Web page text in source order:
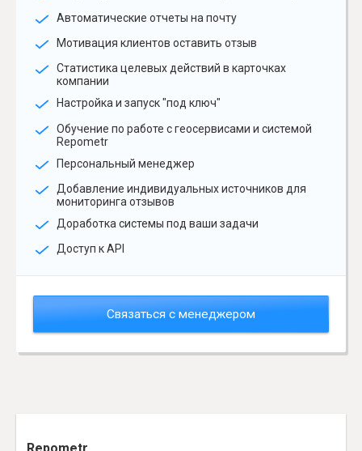
Автоматические отчеты на почту
Мотивация клиентов оставить отзыв
Статистика целевых действий в карточках
компании
Настройка и запуск "под ключ"
Обучение по работе с геосервисами и системой
Repometr
Персональный менеджер
Добавление индивидуальных источников для
мониторинга отзывов
Доработка системы под ваши задачи
Доступ к API
Связаться с менеджером